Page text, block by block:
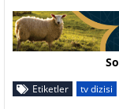
Etiketler tv dizisi